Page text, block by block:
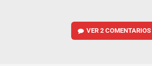
VER2 COMENTARIOS